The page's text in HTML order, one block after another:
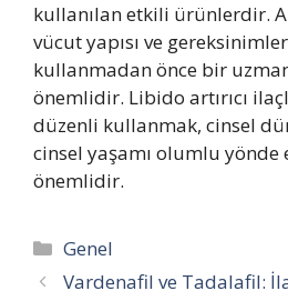
kullanılan etkili ürünlerdir.
vücut yapısı ve
kullanmadan önce bir
önemlidir. Libido artırıcı
düzenli kullanmak, cinsel
cinsel yaşamı olumlu yönde
önemlidir.
Kategoriler
Genel
Vardenafil ve Tadalafil: